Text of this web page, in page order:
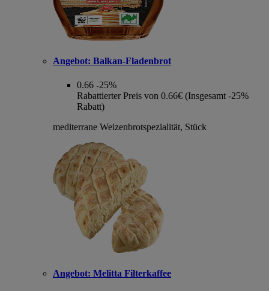
Angebot: Balkan-Fladenbrot
0.66 -25%
Rabattierter Preis von 0.66€ (Insgesamt -25%
Rabatt)
mediterrane Weizenbrotspezialität, Stück
Angebot: Melitta Filterkaffee